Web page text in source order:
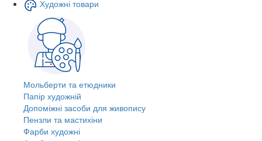
Художні товари
Мольберти та етюдники
Папір художній
Допоміжні засоби для живопису
Пензли та мастихіни
Фарби художні